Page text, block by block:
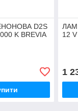
D2S
K BREVIA
12
1